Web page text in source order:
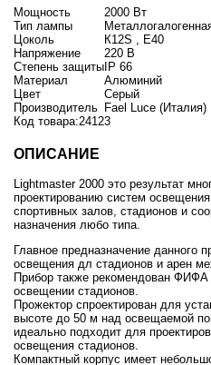
Мощность
2000 Вт
Тип лампы
Цоколь
К12S , E40
Напряжение
220 В
Степень защиты IP 66
Материал
Алюминий
Цвет
Серый
Производитель Fael Luce (Италия)
Код товара:24123
ОПИСАНИЕ
Lightmaster 2000 это результат
проектированию систем
спортивных залов, стадионов и
назначения любо типа.
Главное предназначение данного
освещения дл стадионов и арен
Прибор также рекомендован ФИФА
освещении стадионов.
Прожектор спроектирован для
высоте до 50 м над освещаемой
идеально подходит для
освещения стадионов.
Компактный корпус имеет